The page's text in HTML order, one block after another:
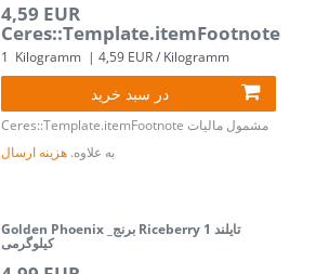
4,59 EUR
Ceres::Template.itemFootnote
1 Kilogramm | 4,59 EUR / Kilogramm
در سبد خرید
Ceres::Template.itemFootnote مشمول مالیات
به علاوه. هزینه ارسال
Golden Phoenix _برنج Riceberry تایلند 1
کیلوگرمی